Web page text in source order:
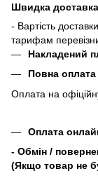
Швидка
- Вартість
тарифам
Накладений
Повна оплата
Оплата на
Оплата
- Обмін /
(Якщо товар не